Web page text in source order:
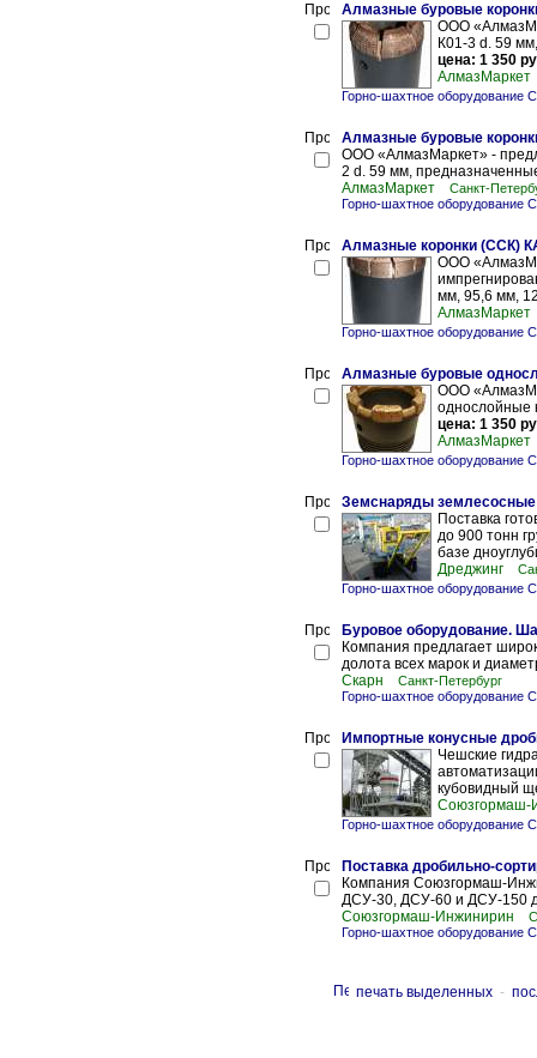
Алмазные буровые
ООО
К01-3 d. 59
цена: 1 350
АлмазМаркет
Горно-шахтное оборудование
Алмазные буровые
ООО «АлмазМаркет» -
2 d. 59 мм,
АлмазМаркет
Санкт-
Горно-шахтное оборудование
Алмазные коронки (ССК)
ООО
мм, 95,6 мм,
АлмазМаркет
Горно-шахтное оборудование
Алмазные буровые
ООО
однослойные
цена: 1 350
АлмазМаркет
Горно-шахтное оборудование
Земснаряды землесосные
Поставка
до 900 тонн
базе
Дреджинг
Горно-шахтное оборудование
Буровое оборудование.
Компания предлагает
долота всех марок и
Скарн
Санкт-Петербург
Горно-шахтное оборудование
Импортные конусные
Чешские
кубовидный
Союзгормаш-
Горно-шахтное оборудование
Поставка дробильно-
Компания Союзгормаш-
ДСУ-30, ДСУ-60 и ДСУ-150
Союзгормаш-Инжинирин
Горно-шахтное оборудование
печать выделенных -